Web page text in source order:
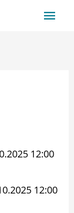
12:00
12:00